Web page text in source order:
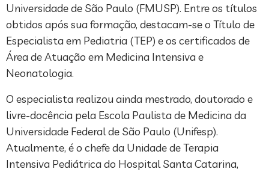
Universidade de São Paulo (FMUSP). Entre os títulos
obtidos após sua formação, destacam-se o Título de
Especialista em Pediatria (TEP) e os certificados de
Área de Atuação em Medicina Intensiva e
Neonatologia.
O especialista realizou ainda mestrado, doutorado e
livre-docência pela Escola Paulista de Medicina da
Universidade Federal de São Paulo (Unifesp).
Atualmente, é o chefe da Unidade de Terapia
Intensiva Pediátrica do Hospital Santa Catarina,